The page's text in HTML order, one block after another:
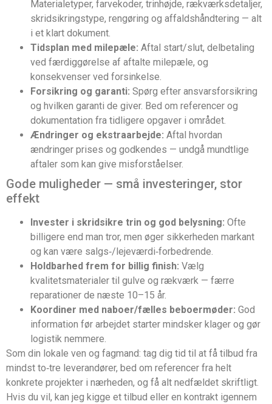
Materialetyper, farvekoder, trinhøjde, rækværksdetaljer,
skridsikringstype, rengøring og affaldshåndtering — alt
i et klart dokument.
Tidsplan med milepæle: Aftal start/slut, delbetaling
ved færdiggørelse af aftalte milepæle, og
konsekvenser ved forsinkelse.
Forsikring og garanti: Spørg efter ansvarsforsikring
og hvilken garanti de giver. Bed om referencer og
dokumentation fra tidligere opgaver i området.
Ændringer og ekstraarbejde: Aftal hvordan
ændringer prises og godkendes — undgå mundtlige
aftaler som kan give misforståelser.
Gode muligheder — små investeringer, stor
effekt
Invester i skridsikre trin og god belysning: Ofte
billigere end man tror, men øger sikkerheden markant
og kan være salgs‑/lejeværdi‑forbedrende.
Holdbarhed frem for billig finish: Vælg
kvalitetsmaterialer til gulve og rækværk — færre
reparationer de næste 10–15 år.
Koordiner med naboer/fælles beboermøder: God
information før arbejdet starter mindsker klager og gør
logistik nemmere.
Som din lokale ven og fagmand: tag dig tid til at få tilbud fra
mindst to‑tre leverandører, bed om referencer fra helt
konkrete projekter i nærheden, og få alt nedfældet skriftligt.
Hvis du vil, kan jeg kigge et tilbud eller en kontrakt igennem